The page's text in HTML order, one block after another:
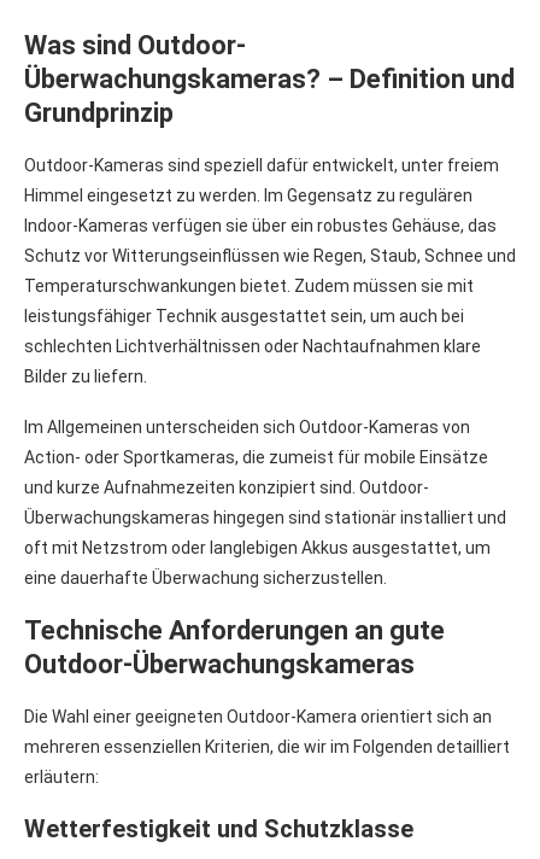
Was sind Outdoor-
Überwachungskameras? – Definition und
Grundprinzip
Outdoor-Kameras sind speziell dafür entwickelt, unter freiem
Himmel eingesetzt zu werden. Im Gegensatz zu regulären
Indoor-Kameras verfügen sie über ein robustes Gehäuse, das
Schutz vor Witterungseinflüssen wie Regen, Staub, Schnee und
Temperaturschwankungen bietet. Zudem müssen sie mit
leistungsfähiger Technik ausgestattet sein, um auch bei
schlechten Lichtverhältnissen oder Nachtaufnahmen klare
Bilder zu liefern.
Im Allgemeinen unterscheiden sich Outdoor-Kameras von
Action- oder Sportkameras, die zumeist für mobile Einsätze
und kurze Aufnahmezeiten konzipiert sind. Outdoor-
Überwachungskameras hingegen sind stationär installiert und
oft mit Netzstrom oder langlebigen Akkus ausgestattet, um
eine dauerhafte Überwachung sicherzustellen.
Technische Anforderungen an gute
Outdoor-Überwachungskameras
Die Wahl einer geeigneten Outdoor-Kamera orientiert sich an
mehreren essenziellen Kriterien, die wir im Folgenden detailliert
erläutern:
Wetterfestigkeit und Schutzklasse